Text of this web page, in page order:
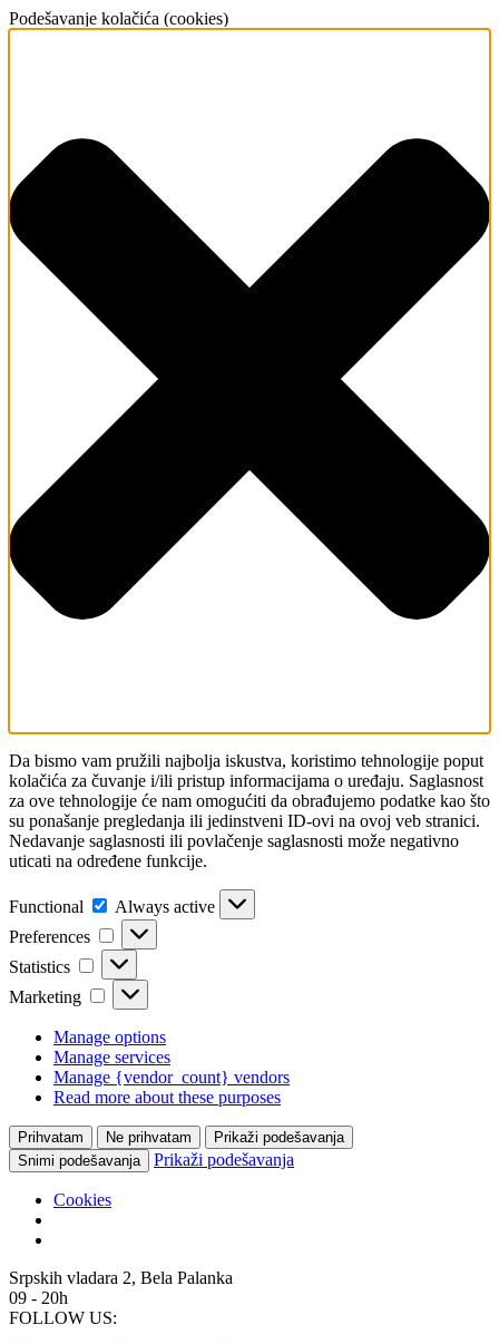
Podešavanje kolačića (cookies)
Da bismo vam pružili najbolja iskustva, koristimo tehnologije poput
kolačića za čuvanje i/ili pristup informacijama o uređaju. Saglasnost
za ove tehnologije će nam omogućiti da obrađujemo podatke kao što
su ponašanje pregledanja ili jedinstveni ID-ovi na ovoj veb stranici.
Nedavanje saglasnosti ili povlačenje saglasnosti može negativno
uticati na određene funkcije.
Functional Functional
Always active
Preferences
Preferences
Statistics Statistics
Marketing Marketing
Manage options
Manage services
Manage {vendor_count} vendors
Read more about these purposes
Prihvatam Ne prihvatam
Prikaži podešavanja
Snimi podešavanja
Prikaži podešavanja
Cookies
Skip
to
content
Srpskih vladara 2, Bela Palanka
09 - 20h
FOLLOW US: